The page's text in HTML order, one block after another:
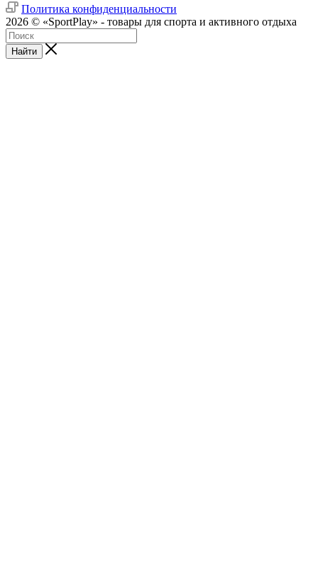
Политика конфиденциальности
2026 © «SportPlay» - товары для спорта и активного отдыха
Найти